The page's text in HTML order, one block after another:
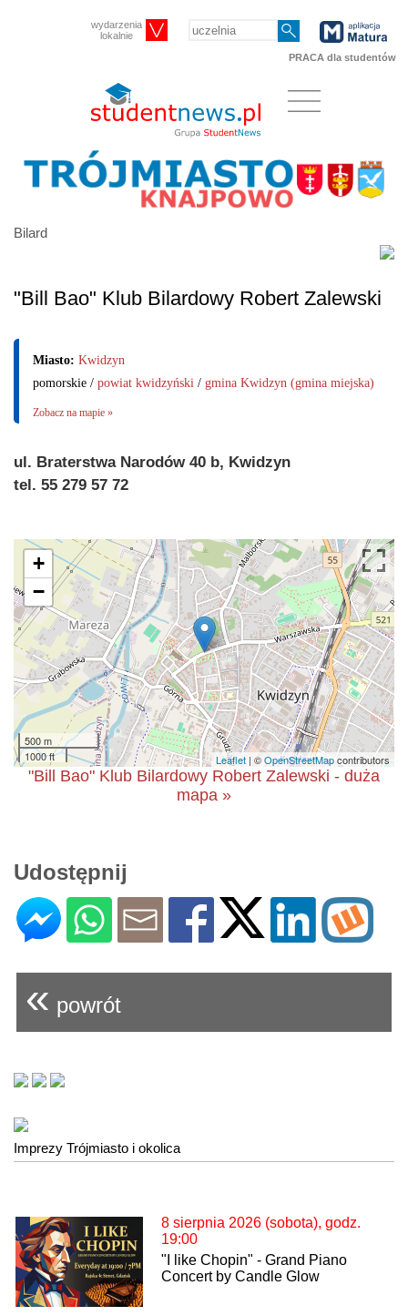
wydarzenia
lokalnie
PRACA dla studentów
Bilard
"Bill Bao" Klub Bilardowy Robert Zalewski
Miasto: Kwidzyn
pomorskie / powiat kwidzyński / gmina Kwidzyn (gmina miejska)
Zobacz na mapie »
ul. Braterstwa Narodów 40 b, Kwidzyn
tel. 55 279 57 72
+
−
500 m
1000 ft
Leaflet | ©OpenStreetMapcontributors
"Bill Bao" Klub Bilardowy Robert Zalewski - duża
mapa »
Udostępnij
« powrót
Imprezy Trójmiasto i okolica
8 sierpnia 2026 (sobota), godz.
19:00
"I like Chopin" - Grand Piano
Concert by Candle Glow